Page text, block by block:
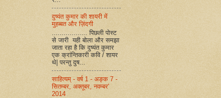
दुष्यंत कुमार की शायरी में
मुहब्बत और ज़िंदगी
.................. पिछली पोस्ट
से जारी यही बोला और समझा
जाता रहा है कि दुष्यंत कुमार
एक क्रांन्तिकारी कवि / शायर
थे| परन्तु दुष...
साहित्यम् - वर्ष 1 - अङ्क 7 -
सितम्बर, अक्तूबर, नवम्बर'
2014